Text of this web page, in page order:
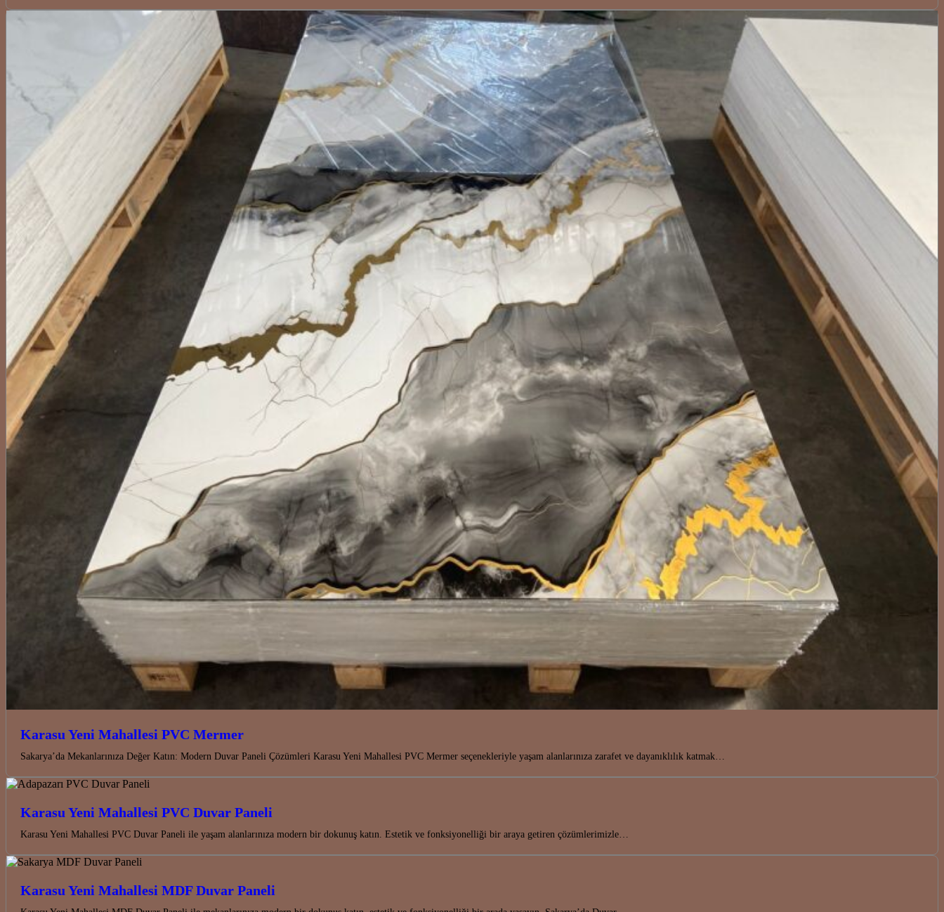
Karasu Yeni Mahallesi PVC Mermer
Sakarya’da Mekanlarınıza Değer Katın: Modern Duvar Paneli Çözümleri Karasu Yeni Mahallesi PVC Mermer seçenekleriyle yaşam alanlarınıza zarafet ve dayanıklılık katmak…
Karasu Yeni Mahallesi PVC Duvar Paneli
Karasu Yeni Mahallesi PVC Duvar Paneli ile yaşam alanlarınıza modern bir dokunuş katın. Estetik ve fonksiyonelliği bir araya getiren çözümlerimizle…
Karasu Yeni Mahallesi MDF Duvar Paneli